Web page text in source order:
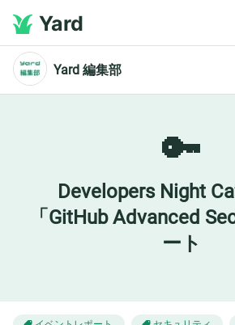
Yard
Yard 編集部
🔑
Developers Night
「GitHub Advanced
ート